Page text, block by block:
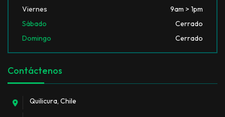
Viernes
9am > 1pm
Sábado
Cerrado
Domingo
Cerrado
Contáctenos
Quilicura, Chile